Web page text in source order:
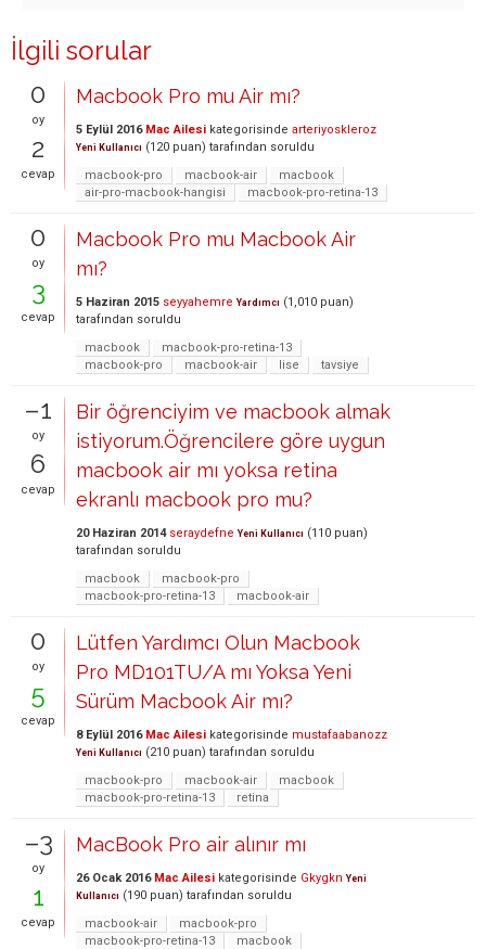
İlgili sorular
0
oy
2
cevap
Macbook Pro mu Air mı?
5 Eylül 2016 Mac Ailesi kategorisinde arteriyoskleroz
Yeni Kullanıcı (120 puan) tarafından soruldu
macbook-pro
macbook-air
macbook
air-pro-macbook-hangisi
macbook-pro-retina-13
0
oy
3
cevap
Macbook Pro mu Macbook Air
mı?
5 Haziran 2015 seyyahemre Yardımcı (1,010 puan)
tarafından soruldu
macbook
macbook-pro-retina-13
macbook-pro
macbook-air lise tavsiye
–1
oy
6
cevap
Bir öğrenciyim ve macbook almak
istiyorum.Öğrencilere göre uygun
macbook air mı yoksa retina
ekranlı macbook pro mu?
20 Haziran 2014 seraydefne Yeni Kullanıcı (110 puan)
tarafından soruldu
macbook
macbook-pro
macbook-pro-retina-13
macbook-air
0
oy
5
cevap
Lütfen Yardımcı Olun Macbook
Pro MD101TU/A mı Yoksa Yeni
Sürüm Macbook Air mı?
8 Eylül 2016 Mac Ailesi kategorisinde mustafaabanozz
Yeni Kullanıcı (210 puan) tarafından soruldu
macbook-pro
macbook-air
macbook
macbook-pro-retina-13
retina
–3
oy
1
cevap
MacBook Pro air alınır mı
26 Ocak 2016 Mac Ailesi kategorisinde Gkygkn Yeni
Kullanıcı (190 puan) tarafından soruldu
macbook-air
macbook-pro
macbook-pro-retina-13
macbook